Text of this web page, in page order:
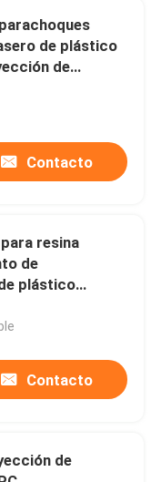
electrodomésticos
de plástico
de
Contacto
resina
de
plástico
de
transparente
Contacto
de